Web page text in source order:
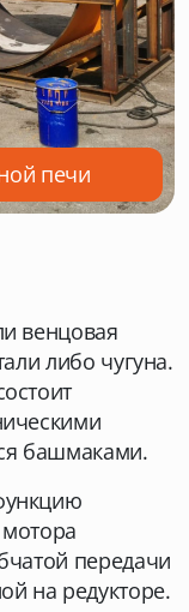
печи
венцовая
либо чугуна.
башмаками.
передачи
на редукторе.